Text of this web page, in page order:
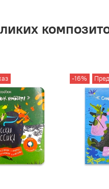
-16%